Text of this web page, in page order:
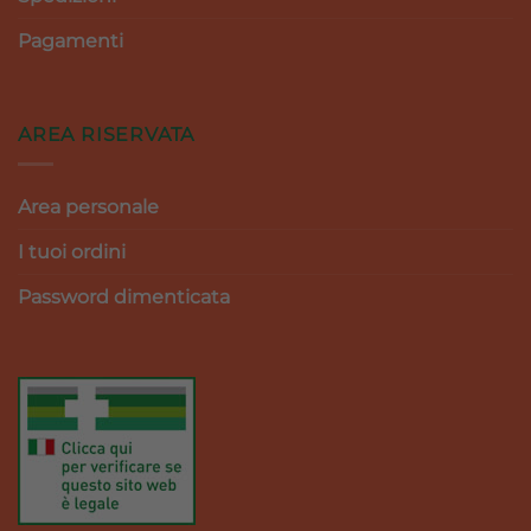
Pagamenti
AREA RISERVATA
Area personale
I tuoi ordini
Password dimenticata